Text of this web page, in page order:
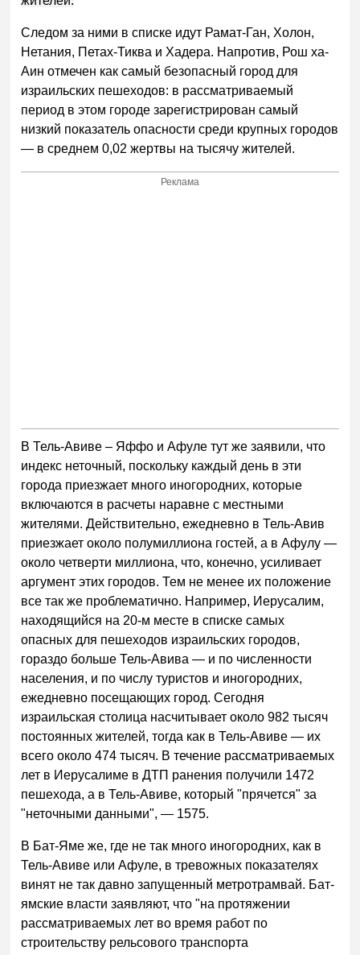
Следом за ними в списке идут Рамат-Ган, Холон,
Нетания, Петах-Тиква и Хадера. Напротив, Рош ха-
Аин отмечен как самый безопасный город для
израильских пешеходов: в рассматриваемый
период в этом городе зарегистрирован самый
низкий показатель опасности среди крупных городов
— в среднем 0,02 жертвы на тысячу жителей.
Реклама
В Тель-Авиве – Яффо и Афуле тут же заявили, что
индекс неточный, поскольку каждый день в эти
города приезжает много иногородних, которые
включаются в расчеты наравне с местными
жителями. Действительно, ежедневно в Тель-Авив
приезжает около полумиллиона гостей, а в Афулу —
около четверти миллиона, что, конечно, усиливает
аргумент этих городов. Тем не менее их положение
все так же проблематично. Например, Иерусалим,
находящийся на 20-м месте в списке самых
опасных для пешеходов израильских городов,
гораздо больше Тель-Авива — и по численности
населения, и по числу туристов и иногородних,
ежедневно посещающих город. Сегодня
израильская столица насчитывает около 982 тысяч
постоянных жителей, тогда как в Тель-Авиве — их
всего около 474 тысяч. В течение рассматриваемых
лет в Иерусалиме в ДТП ранения получили 1472
пешехода, а в Тель-Авиве, который "прячется" за
"неточными данными", — 1575.
В Бат-Яме же, где не так много иногородних, как в
Тель-Авиве или Афуле, в тревожных показателях
винят не так давно запущенный метротрамвай. Бат-
ямские власти заявляют, что "на протяжении
рассматриваемых лет во время работ по
строительству рельсового транспорта